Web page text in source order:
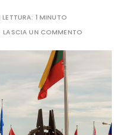
1 MINUTO
LASCIA UN COMMENTO